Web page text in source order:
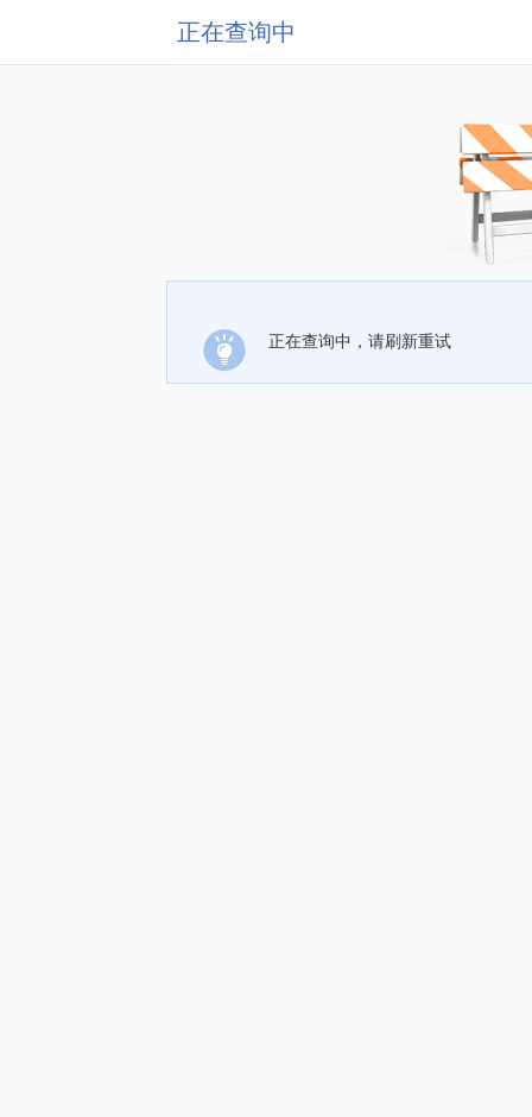
正在查询中
正在查询中，请刷新重试